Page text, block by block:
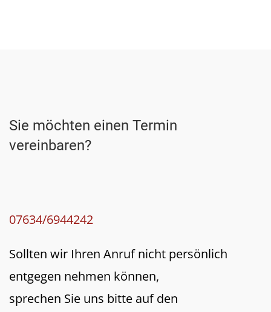
Sie möchten einen Termin
vereinbaren?
07634/6944242
Sollten wir Ihren Anruf nicht persönlich
entgegen nehmen können,
sprechen Sie uns bitte auf den